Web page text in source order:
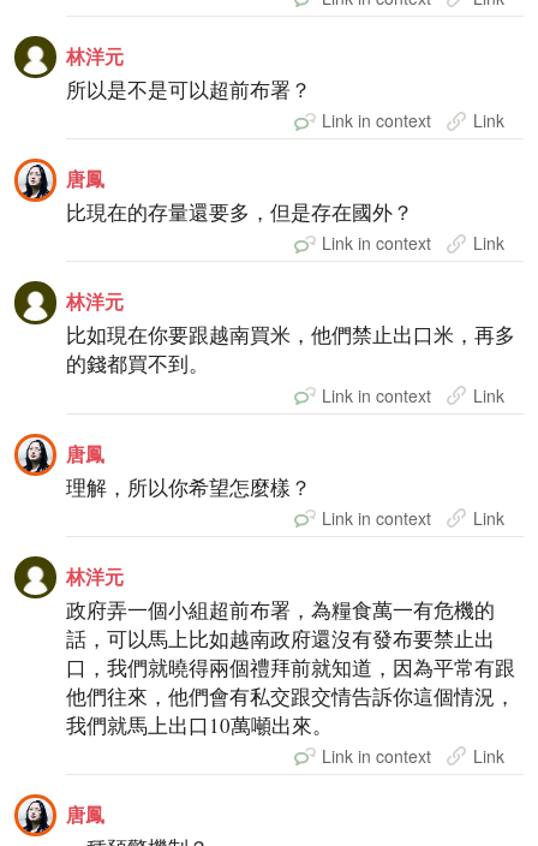
林洋元
所以是不是可以超前布署？
Link in context Link
唐鳳
比現在的存量還要多，但是存在國外？
Link in context Link
林洋元
比如現在你要跟越南買米，他們禁止出口米，再多
的錢都買不到。
Link in context Link
唐鳳
理解，所以你希望怎麼樣？
Link in context Link
林洋元
政府弄一個小組超前布署，為糧食萬一有危機的
話，可以馬上比如越南政府還沒有發布要禁止出
口，我們就曉得兩個禮拜前就知道，因為平常有跟
他們往來，他們會有私交跟交情告訴你這個情況，
我們就馬上出口10萬噸出來。
Link in context Link
唐鳳